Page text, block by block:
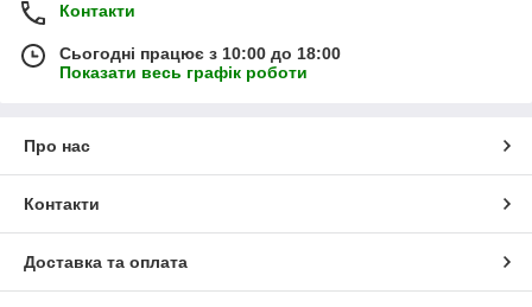
Контакти
Сьогодні працює з 10:00 до 18:00
Показати весь графік роботи
Про нас
Контакти
Доставка та оплата